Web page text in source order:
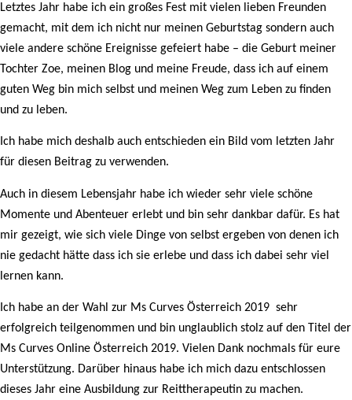
Letztes Jahr habe ich ein großes Fest mit vielen lieben Freunden
gemacht, mit dem ich nicht nur meinen Geburtstag sondern auch
viele andere schöne Ereignisse gefeiert habe – die Geburt meiner
Tochter Zoe, meinen Blog und meine Freude, dass ich auf einem
guten Weg bin mich selbst und meinen Weg zum Leben zu finden
und zu leben.
Ich habe mich deshalb auch entschieden ein Bild vom letzten Jahr
für diesen Beitrag zu verwenden.
Auch in diesem Lebensjahr habe ich wieder sehr viele schöne
Momente und Abenteuer erlebt und bin sehr dankbar dafür. Es hat
mir gezeigt, wie sich viele Dinge von selbst ergeben von denen ich
nie gedacht hätte dass ich sie erlebe und dass ich dabei sehr viel
lernen kann.
Ich habe an der Wahl zur Ms Curves Österreich 2019 sehr
erfolgreich teilgenommen und bin unglaublich stolz auf den Titel der
Ms Curves Online Österreich 2019. Vielen Dank nochmals für eure
Unterstützung. Darüber hinaus habe ich mich dazu entschlossen
dieses Jahr eine Ausbildung zur Reittherapeutin zu machen.